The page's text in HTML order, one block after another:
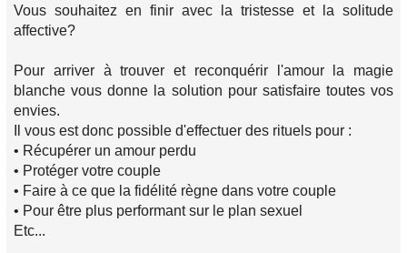
Vous souhaitez en finir avec la tristesse et la solitude
affective?
Pour arriver à trouver et reconquérir l'amour la magie
blanche vous donne la solution pour satisfaire toutes vos
envies.
Il vous est donc possible d'effectuer des rituels pour :
• Récupérer un amour perdu
• Protéger votre couple
• Faire à ce que la fidélité règne dans votre couple
• Pour être plus performant sur le plan sexuel
Etc...